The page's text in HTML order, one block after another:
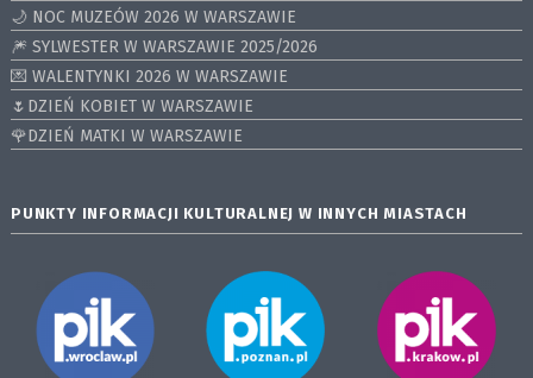
🌙 NOC MUZEÓW 2026 W WARSZAWIE
🎆 SYLWESTER W WARSZAWIE 2025/2026
💌 WALENTYNKI 2026 W WARSZAWIE
🌷DZIEŃ KOBIET W WARSZAWIE
🌹DZIEŃ MATKI W WARSZAWIE
PUNKTY INFORMACJI KULTURALNEJ W INNYCH MIASTACH